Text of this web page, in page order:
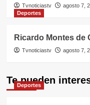
Tvnoticiastv
agosto 7,
Deportes
Ricardo Montes de
Tvnoticiastv agosto 7,
Te pueden
Deportes